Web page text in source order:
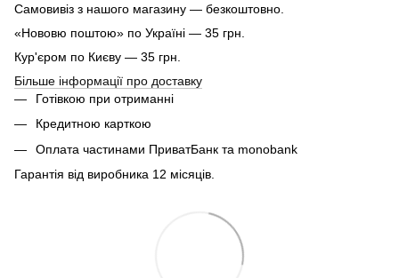
Самовивіз з нашого магазину — безкоштовно.
«Нововю поштою» по Україні — 35 грн.
Кур'єром по Києву — 35 грн.
Більше інформації про доставку
Готівкою при отриманні
Кредитною карткою
Оплата частинами ПриватБанк та monobank
Гарантія від виробника 12 місяців.